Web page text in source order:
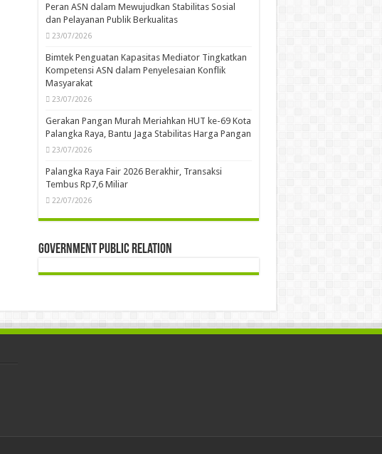
Peran ASN dalam Mewujudkan Stabilitas Sosial
dan Pelayanan Publik Berkualitas
23/07/2026
Bimtek Penguatan Kapasitas Mediator Tingkatkan
Kompetensi ASN dalam Penyelesaian Konflik
Masyarakat
23/07/2026
Gerakan Pangan Murah Meriahkan HUT ke-69 Kota
Palangka Raya, Bantu Jaga Stabilitas Harga Pangan
23/07/2026
Palangka Raya Fair 2026 Berakhir, Transaksi
Tembus Rp7,6 Miliar
22/07/2026
Government Public Relation